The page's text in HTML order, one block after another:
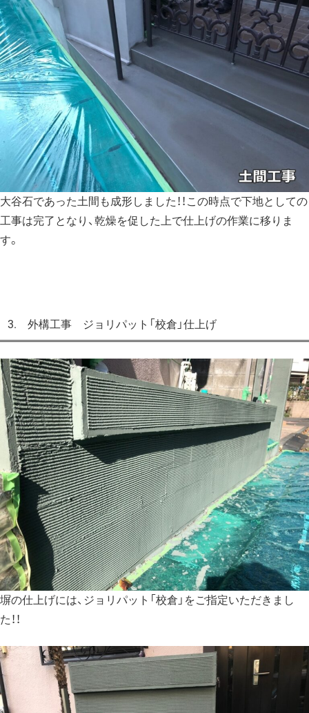
大谷石であった土間も成形しました！！この時点で下地としての
工事は完了となり、乾燥を促した上で仕上げの作業に移りま
す。
3. 外構工事 ジョリパット「校倉」仕上げ
塀の仕上げには、ジョリパット「校倉」をご指定いただきまし
た！！